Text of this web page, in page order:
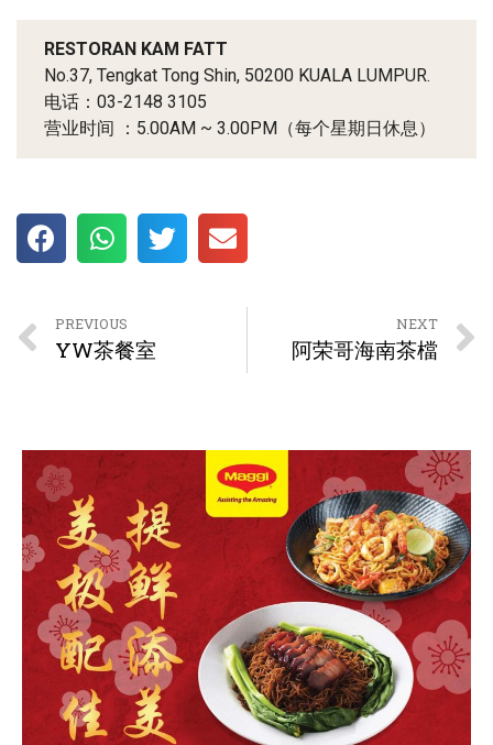
RESTORAN KAM FATT
No.37, Tengkat Tong Shin, 50200 KUALA LUMPUR.
电话：03-2148 3105
营业时间 ：5.00AM ~ 3.00PM（每个星期日休息）
PREVIOUS
YW茶餐室
NEXT
阿荣哥海南茶檔